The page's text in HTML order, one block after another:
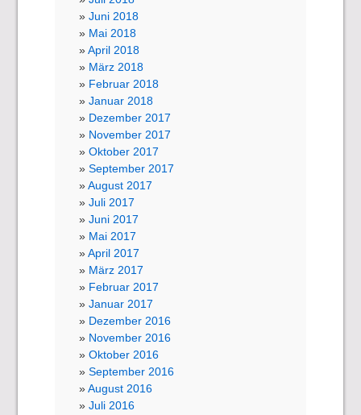
Juni 2018
Mai 2018
April 2018
März 2018
Februar 2018
Januar 2018
Dezember 2017
November 2017
Oktober 2017
September 2017
August 2017
Juli 2017
Juni 2017
Mai 2017
April 2017
März 2017
Februar 2017
Januar 2017
Dezember 2016
November 2016
Oktober 2016
September 2016
August 2016
Juli 2016